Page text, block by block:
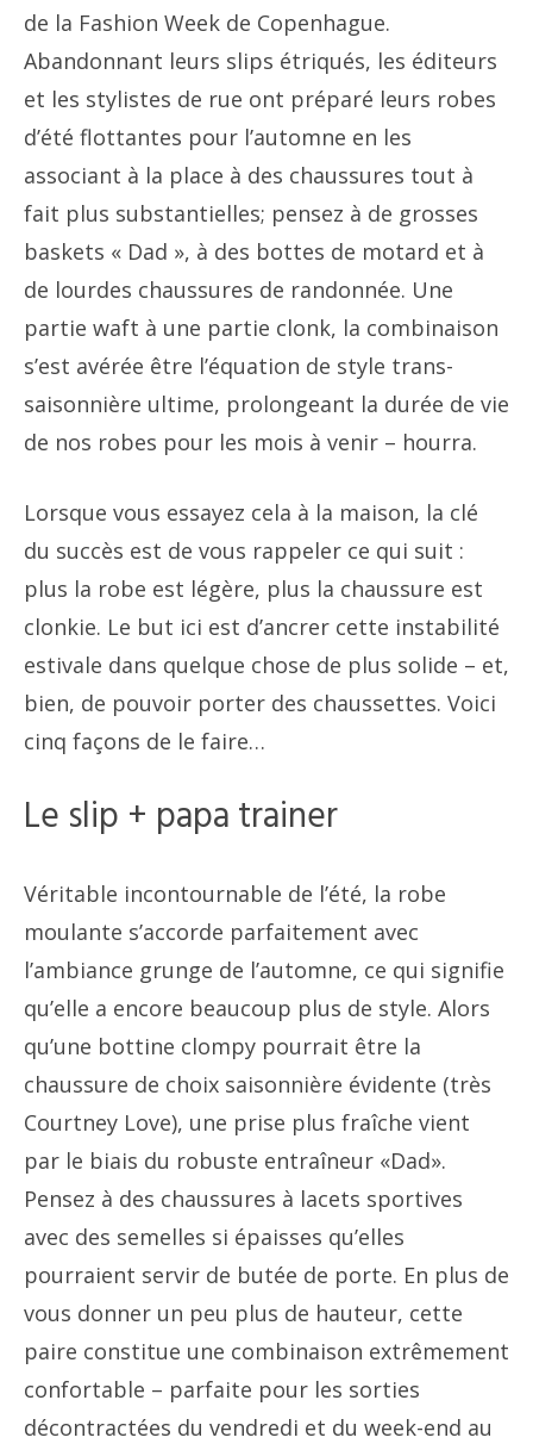
de la Fashion Week de Copenhague.
Abandonnant leurs slips étriqués, les éditeurs
et les stylistes de rue ont préparé leurs robes
d’été flottantes pour l’automne en les
associant à la place à des chaussures tout à
fait plus substantielles; pensez à de grosses
baskets « Dad », à des bottes de motard et à
de lourdes chaussures de randonnée. Une
partie waft à une partie clonk, la combinaison
s’est avérée être l’équation de style trans-
saisonnière ultime, prolongeant la durée de vie
de nos robes pour les mois à venir – hourra.
Lorsque vous essayez cela à la maison, la clé
du succès est de vous rappeler ce qui suit :
plus la robe est légère, plus la chaussure est
clonkie. Le but ici est d’ancrer cette instabilité
estivale dans quelque chose de plus solide – et,
bien, de pouvoir porter des chaussettes. Voici
cinq façons de le faire…
Le slip + papa trainer
Véritable incontournable de l’été, la robe
moulante s’accorde parfaitement avec
l’ambiance grunge de l’automne, ce qui signifie
qu’elle a encore beaucoup plus de style. Alors
qu’une bottine clompy pourrait être la
chaussure de choix saisonnière évidente (très
Courtney Love), une prise plus fraîche vient
par le biais du robuste entraîneur «Dad».
Pensez à des chaussures à lacets sportives
avec des semelles si épaisses qu’elles
pourraient servir de butée de porte. En plus de
vous donner un peu plus de hauteur, cette
paire constitue une combinaison extrêmement
confortable – parfaite pour les sorties
décontractées du vendredi et du week-end au